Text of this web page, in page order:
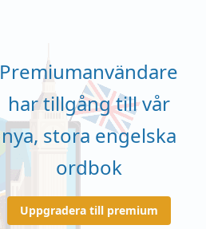
Premiumanvändare
har tillgång till vår
nya, stora engelska
ordbok
Uppgradera till premium